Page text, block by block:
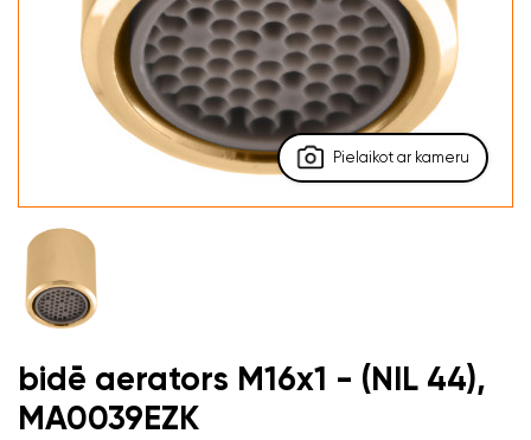
Pielaikot ar kameru
bidē aerators M16x1 - (NIL 44),
MA0039EZK